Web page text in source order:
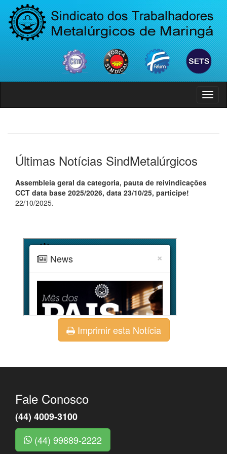
Menu
Últimas Notícias SindMetalúrgicos
Assembleia geral da categoria, pauta de reivindicações
CCT data base 2025/2026, data 23/10/25, participe!
22/10/2025.
Imprimir esta Notícia
Fale Conosco
(44) 4009-3100
(44) 99889-2222